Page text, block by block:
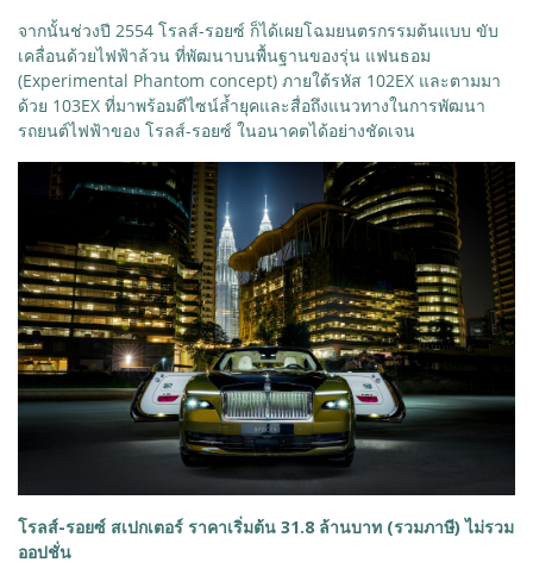
จากนั้นช่วงปี 2554 โรลส์-รอยซ์ ก็ได้เผยโฉมยนตรกรรมต้นแบบ ขับ
เคลื่อนด้วยไฟฟ้าล้วน ที่พัฒนาบนพื้นฐานของรุ่น แฟนธอม
(Experimental Phantom concept) ภายใต้รหัส 102EX และตามมา
ด้วย 103EX ที่มาพร้อมดีไซน์ล้ำยุคและสื่อถึงแนวทางในการพัฒนา
รถยนต์ไฟฟ้าของ โรลส์-รอยซ์ ในอนาคตได้อย่างชัดเจน
โรลส์-รอยซ์ สเปกเตอร์ ราคาเริ่มต้น 31.8 ล้านบาท (รวมภาษี) ไม่รวม
ออปชั่น